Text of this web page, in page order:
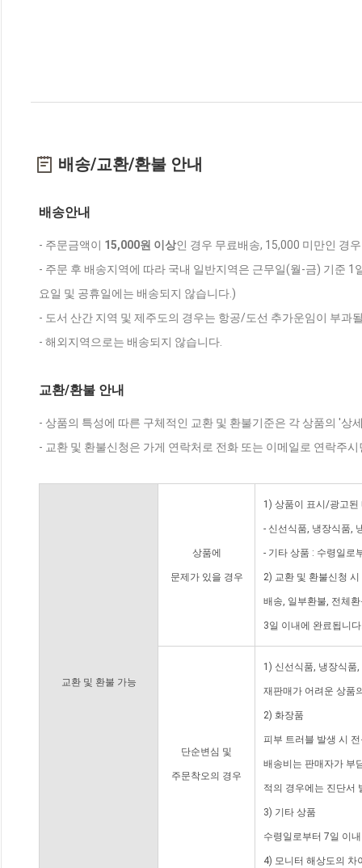
배송/교환/환불 안내
배송안내
- 주문금액이 15,000원 이상인 경우 무료배송, 15,000 미만인 경
- 주문 후 배송지역에 따라 국내 일반지역은 근무일(월-금) 기준
요일 및 공휴일에는 배송되지 않습니다.)
- 도서 산간 지역 및 제주도의 경우는 항공/도선 추가운임이 부과
- 해외지역으로는 배송되지 않습니다.
교환/환불 안내
- 상품의 특성에 따른 구체적인 교환 및 환불기준은 각 상품의 '상
- 교환 및 환불신청은 가게 연락처로 전화 또는 이메일로 연락주
교환 및 환불 가능
상품에
문제가 있을 경우
1) 상품이 표시/광고된
- 신선식품, 냉장식품,
- 기타 상품 : 수령일로
2) 교환 및 환불신청
배송, 일부환불, 전체
3일 이내에 완료됩니
단순변심 및
주문착오의 경우
1) 신선식품, 냉장식품
재판매가 어려운 상품
2) 화장품
피부 트러블 발생 시
배송비는 판매자가 부
적의 경우에는 진단서
3) 기타 상품
수령일로부터 7일 이
4) 모니터 해상도의 차